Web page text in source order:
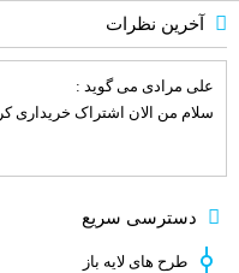
آخرین نظرات
علی مرادی می گوید :
سلام من الان اشتراک خریداری
علی مرادی می گوید :
دسترسی سریع
طرح های لایه باز